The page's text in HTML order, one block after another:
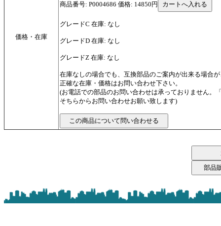
価格・在庫
商品番号: P0004686 価格: 14850円
グレードC 在庫: なし
グレードD 在庫: なし
グレードZ 在庫: なし
在庫なしの場合でも、互換部品のご案内が出来る場合
正確な在庫・価格はお問い合わせ下さい。
(お電話での部品のお問い合わせは承っておりません。
そちらからお問い合わせお願い致します)